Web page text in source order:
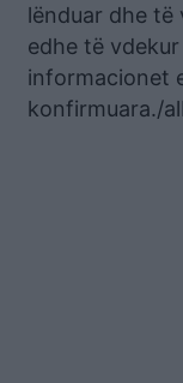
lënduar dhe të
edhe të
informacionet
konfirmuara./